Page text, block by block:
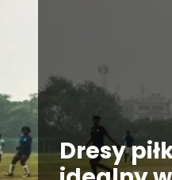
Dresy